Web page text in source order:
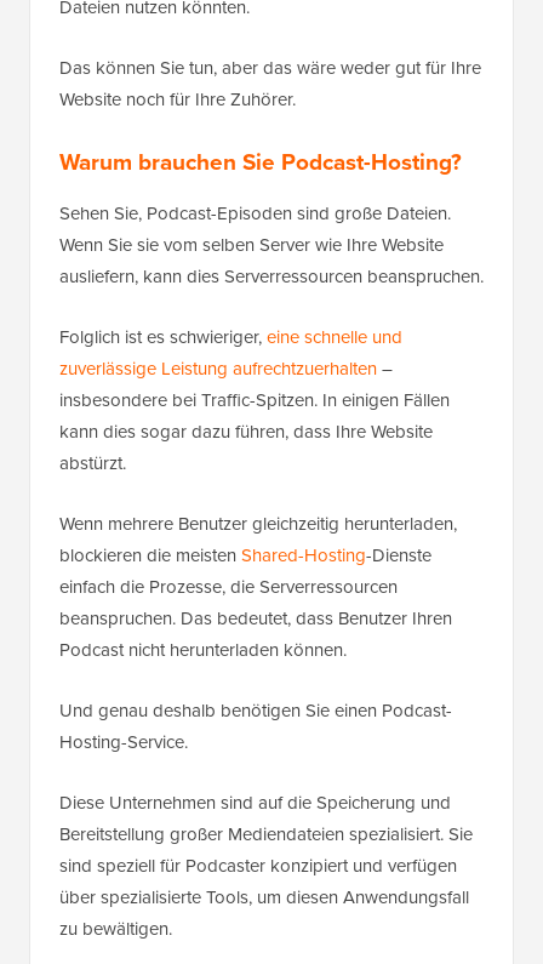
Dateien nutzen könnten.
Das können Sie tun, aber das wäre weder gut für Ihre
Website noch für Ihre Zuhörer.
Warum brauchen Sie Podcast-Hosting?
Sehen Sie, Podcast-Episoden sind große Dateien.
Wenn Sie sie vom selben Server wie Ihre Website
ausliefern, kann dies Serverressourcen beanspruchen.
Folglich ist es schwieriger,eine schnelle und
zuverlässige Leistung aufrechtzuerhalten–
insbesondere bei Traffic-Spitzen. In einigen Fällen
kann dies sogar dazu führen, dass Ihre Website
abstürzt.
Wenn mehrere Benutzer gleichzeitig herunterladen,
blockieren die meisten Shared-Hosting-Dienste
einfach die Prozesse, die Serverressourcen
beanspruchen. Das bedeutet, dass Benutzer Ihren
Podcast nicht herunterladen können.
Und genau deshalb benötigen Sie einen Podcast-
Hosting-Service.
Diese Unternehmen sind auf die Speicherung und
Bereitstellung großer Mediendateien spezialisiert. Sie
sind speziell für Podcaster konzipiert und verfügen
über spezialisierte Tools, um diesen Anwendungsfall
zu bewältigen.